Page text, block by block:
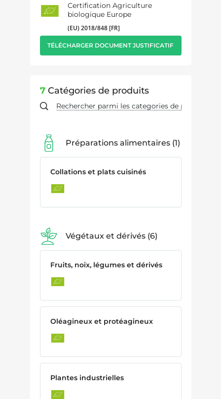
Certification Agriculture
biologique Europe
(EU) 2018/848 [FR]
TÉLÉCHARGER DOCUMENT JUSTIFICATIF
7Catégories de produits
Préparations alimentaires 1
Collations et plats cuisinés
Végétaux et dérivés 6
Fruits, noix, légumes et dérivés
Oléagineux et protéagineux
Plantes industrielles